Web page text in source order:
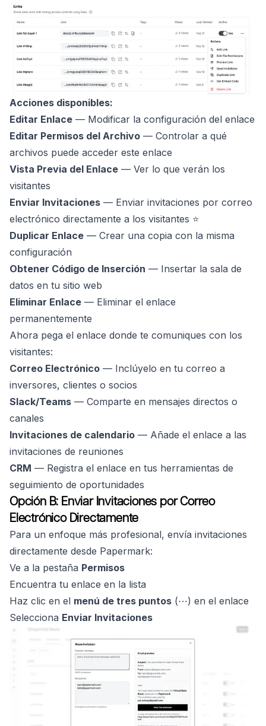
Acciones disponibles:
Editar Enlace — Modificar la configuración del enlace
Editar Permisos del Archivo — Controlar a qué
archivos puede acceder este enlace
Vista Previa del Enlace — Ver lo que verán los
visitantes
Enviar Invitaciones — Enviar invitaciones por correo
electrónico directamente a los visitantes ⭐
Duplicar Enlace — Crear una copia con la misma
configuración
Obtener Código de Inserción — Insertar la sala de
datos en tu sitio web
Eliminar Enlace — Eliminar el enlace
permanentemente
Ahora pega el enlace donde te comuniques con los
visitantes:
Correo Electrónico — Inclúyelo en tu correo a
inversores, clientes o socios
Slack/Teams — Comparte en mensajes directos o
canales
Invitaciones de calendario — Añade el enlace a las
invitaciones de reuniones
CRM — Registra el enlace en tus herramientas de
seguimiento de oportunidades
Opción B: Enviar Invitaciones por Correo
Electrónico Directamente
Para un enfoque más profesional, envía invitaciones
directamente desde Papermark:
Ve a la pestaña Permisos
Encuentra tu enlace en la lista
Haz clic en el menú de tres puntos (⋯) en el enlace
Selecciona Enviar Invitaciones